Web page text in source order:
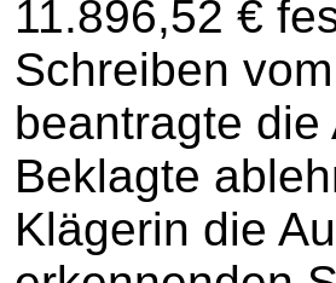
11.896,52 €
Schreiben
beantragte
Beklagte
Klägerin die